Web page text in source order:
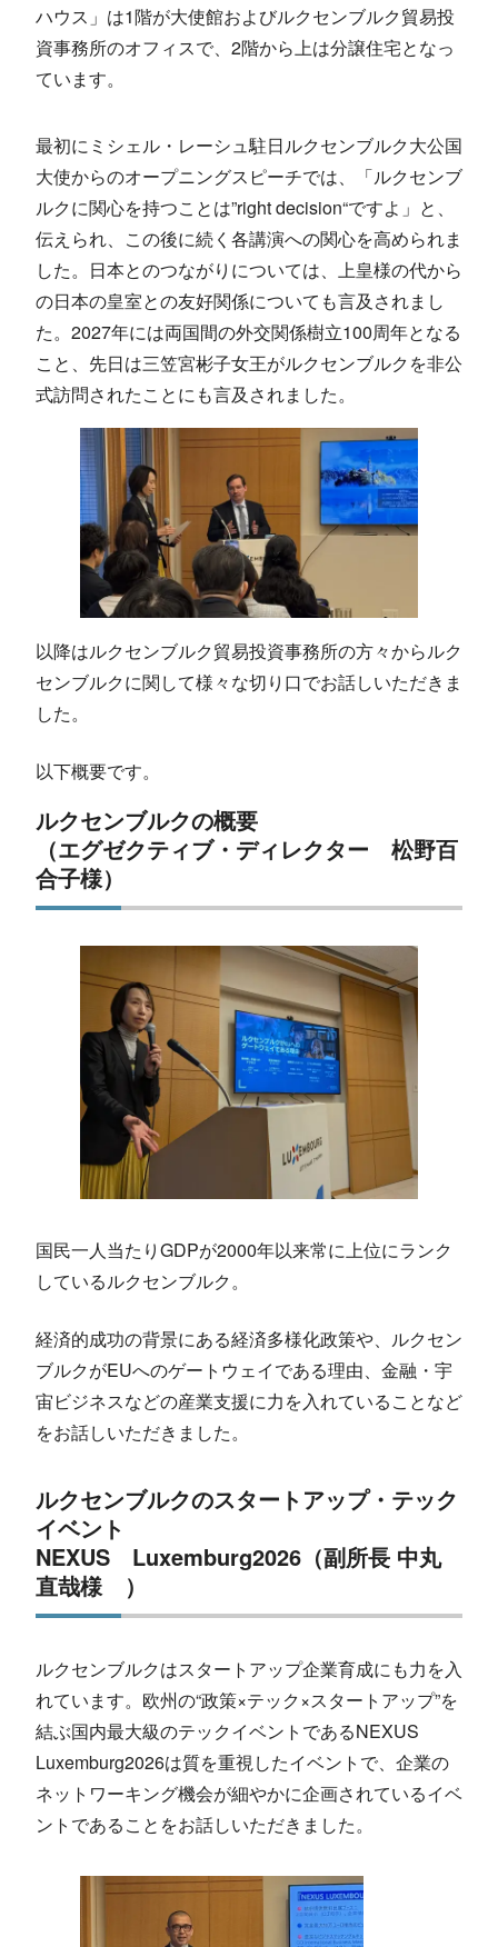
ハウス」は1階が大使館およびルクセンブルク貿易投
資事務所のオフィスで、2階から上は分譲住宅となっ
ています。
最初にミシェル・レーシュ駐日ルクセンブルク大公国
大使からのオープニングスピーチでは、「ルクセンブ
ルクに関心を持つことは”right decision“ですよ」と、
伝えられ、この後に続く各講演への関心を高められま
した。日本とのつながりについては、上皇様の代から
の日本の皇室との友好関係についても言及されまし
た。2027年には両国間の外交関係樹立100周年となる
こと、先日は三笠宮彬子女王がルクセンブルクを非公
式訪問されたことにも言及されました。
以降はルクセンブルク貿易投資事務所の方々からルク
センブルクに関して様々な切り口でお話しいただきま
した。
以下概要です。
ルクセンブルクの概要
（エグゼクティブ・ディレクター 松野百
合子様）
国民一人当たりGDPが2000年以来常に上位にランク
しているルクセンブルク。
経済的成功の背景にある経済多様化政策や、ルクセン
ブルクがEUへのゲートウェイである理由、金融・宇
宙ビジネスなどの産業支援に力を入れていることなど
をお話しいただきました。
ルクセンブルクのスタートアップ・テック
イベント
NEXUS Luxemburg2026（副所長 中丸
直哉様 ）
ルクセンブルクはスタートアップ企業育成にも力を入
れています。欧州の“政策×テック×スタートアップ”を
結ぶ国内最大級のテックイベントであるNEXUS
Luxemburg2026は質を重視したイベントで、企業の
ネットワーキング機会が細やかに企画されているイベ
ントであることをお話しいただきました。